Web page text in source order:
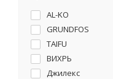
AL-KO
GRUNDFOS
TAIFU
ВИХРЬ
Джилекс